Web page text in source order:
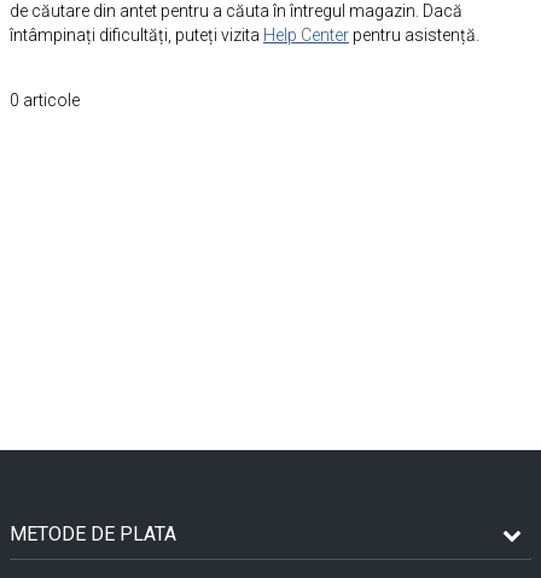
de căutare din antet pentru a căuta în întregul magazin. Dacă
întâmpinați dificultăți, puteți vizita Help Center pentru asistență.
0 articole
METODE DE PLATA